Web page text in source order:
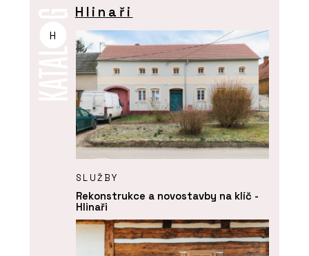
H
Hlinaři
SLUŽBY
Rekonstrukce a novostavby na klíč -
Hlinaři